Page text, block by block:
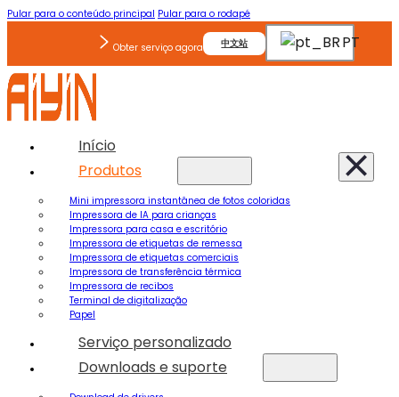
Pular para o conteúdo principal Pular para o rodapé
Obter serviço agora 中文站 PT
Início
Produtos
Mini impressora instantânea de fotos coloridas
Impressora de IA para crianças
Impressora para casa e escritório
Impressora de etiquetas de remessa
Impressora de etiquetas comerciais
Impressora de transferência térmica
Impressora de recibos
Terminal de digitalização
Papel
Serviço personalizado
Downloads e suporte